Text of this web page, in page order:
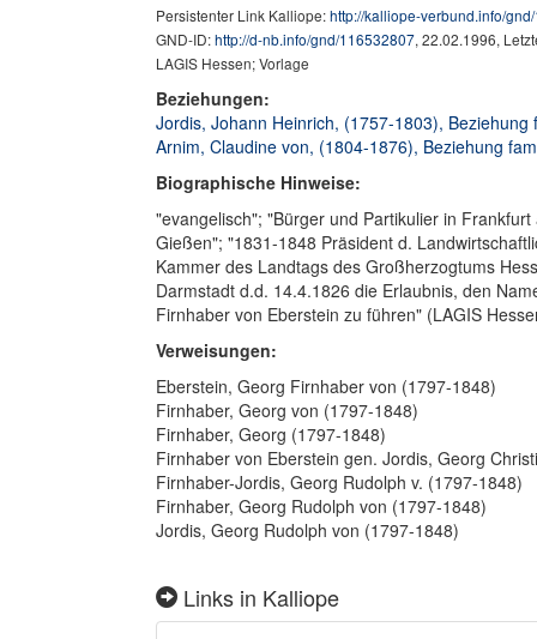
Persistenter Link Kalliope:http://kalliope-verbund.info/
GND-ID:http://d-nb.info/gnd/116532807, 22.02.1996,
LAGIS Hessen; Vorlage
Beziehungen:
Jordis, Johann Heinrich, (1757-1803), Beziehung
Arnim, Claudine von, (1804-1876), Beziehung
Biographische Hinweise:
"evangelisch"; "Bürger und Partikulier in
Gießen"; "1831-1848 Präsident d.
Kammer des Landtags des Großherzogtums
Darmstadt d.d. 14.4.1826 die Erlaubnis, den
Firnhaber von Eberstein zu führen" (LAGIS
Verweisungen:
Eberstein, Georg Firnhaber von (1797-1848)
Firnhaber, Georg von (1797-1848)
Firnhaber, Georg (1797-1848)
Firnhaber von Eberstein gen. Jordis, Georg
Firnhaber-Jordis, Georg Rudolph v. (1797-1848)
Firnhaber, Georg Rudolph von (1797-1848)
Jordis, Georg Rudolph von (1797-1848)
Links in Kalliope